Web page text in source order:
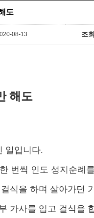
도
08-13 조
해도
일입니다.
번씩 인도 성지순례
식을 하며 살아가던
가사를 입고 걸식을